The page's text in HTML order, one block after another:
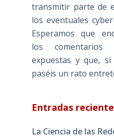
transmitir parte de
los eventuales
Esperamos que
los
expuestas y que,
paséis un rato
Entradas
La Ciencia de las